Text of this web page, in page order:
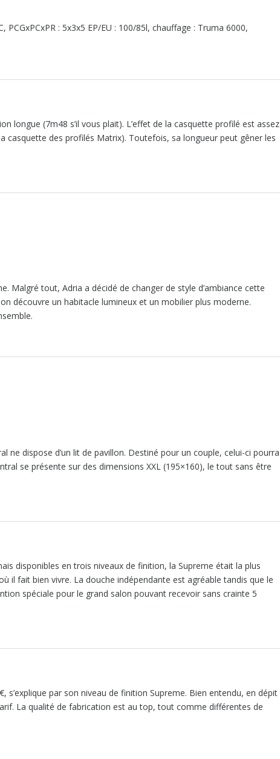
PCGxPCxPR : 5x3x5 EP/EU : 100/85l, chauffage : Truma 6000,
longue (7m48 s’il vous plait). L’effet de la casquette profilé est assez
des profilés Matrix). Toutefois, sa longueur peut gêner les
tout, Adria a décidé de changer de style d’ambiance cette
découvre un habitacle lumineux et un mobilier plus moderne.
dispose d’un lit de pavillon. Destiné pour un couple, celui-ci pourra
se présente sur des dimensions XXL (195×160), le tout sans être
disponibles en trois niveaux de finition, la Supreme était la plus
il fait bien vivre. La douche indépendante est agréable tandis que le
spéciale pour le grand salon pouvant recevoir sans crainte 5
par son niveau de finition Supreme. Bien entendu, en dépit
La qualité de fabrication est au top, tout comme différentes de